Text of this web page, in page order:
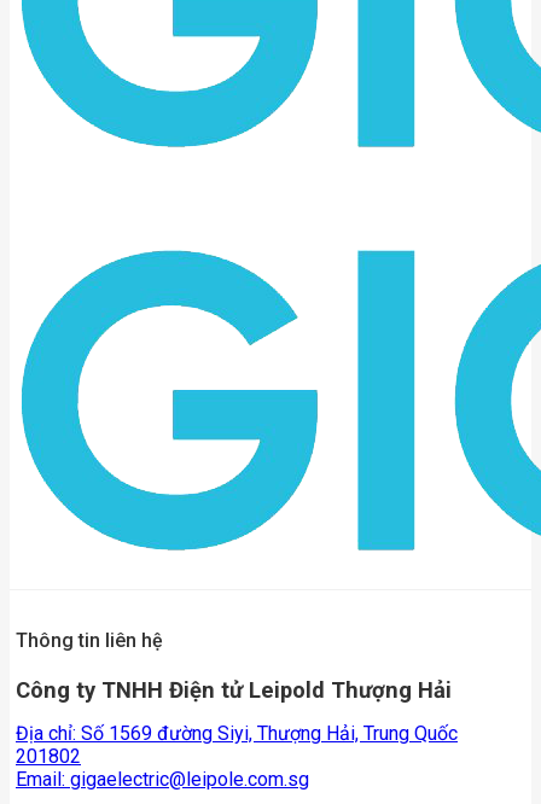
Thông tin liên hệ
Công ty TNHH Điện tử Leipold Thượng Hải
Địa chỉ: Số 1569 đường Siyi, Thượng Hải, Trung Quốc
201802
Email: gigaelectric@leipole.com.sg